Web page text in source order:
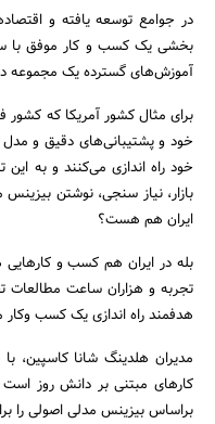
در جوامع توسعه یافته و
بخشی یک کسب و کار موفق با
آموزش‌های گسترده یک مجموعه
برای مثال کشور آمریکا که
خود و پشتیبانی‌های دقیق و
خود راه اندازی می‌کنند و به
بازار، نیاز سنجی، نوشتن
ایران هم هست؟
بله در ایران هم کسب و
تجربه و هزاران ساعت مطالعات
هدفمند راه اندازی یک کسب
مدیران هلدینگ شانا کاسپین،
کارهای مبتنی بر دانش روز
براساس بیزینس مدلی اصولی را